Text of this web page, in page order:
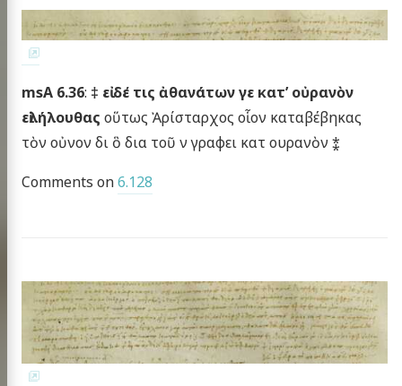
msA 6.36: ‡ εἰ δέ τις ἀθανάτων γε κατ’ οὐρανὸν
εἰλήλουθας οὕτως Ἀρίσταρχος οἷον καταβέβηκας
τὸν οὐνον δι ὃ δια τοῦ ν γραφει κατ ουρανὸν ⁑
Comments on6.128